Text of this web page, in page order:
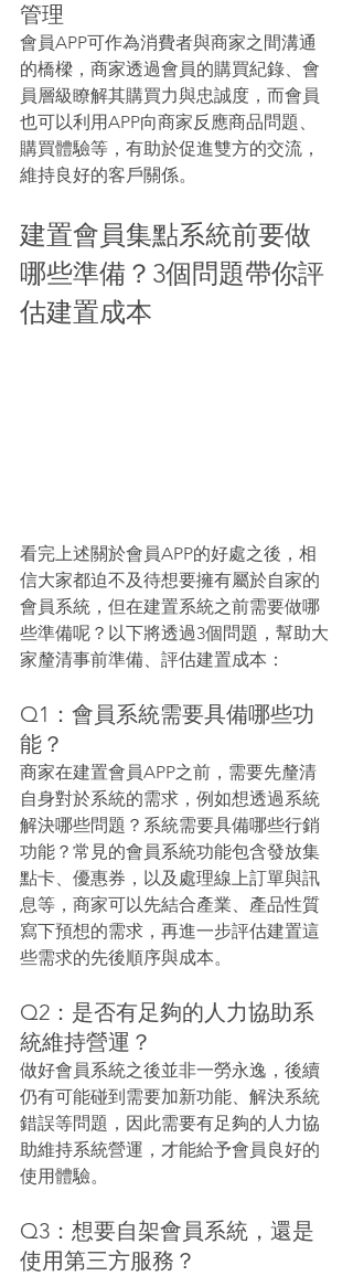
管理
會員APP可作為消費者與商家之間溝通
的橋樑，商家透過會員的購買紀錄、會
員層級瞭解其購買力與忠誠度，而會員
也可以利用APP向商家反應商品問題、
購買體驗等，有助於促進雙方的交流，
維持良好的客戶關係。
建置會員集點系統前要做
哪些準備？3個問題帶你評
估建置成本
看完上述關於會員APP的好處之後，相
信大家都迫不及待想要擁有屬於自家的
會員系統，但在建置系統之前需要做哪
些準備呢？以下將透過3個問題，幫助大
家釐清事前準備、評估建置成本：
Q1：會員系統需要具備哪些功
能？
商家在建置會員APP之前，需要先釐清
自身對於系統的需求，例如想透過系統
解決哪些問題？系統需要具備哪些行銷
功能？常見的會員系統功能包含發放集
點卡、優惠券，以及處理線上訂單與訊
息等，商家可以先結合產業、產品性質
寫下預想的需求，再進一步評估建置這
些需求的先後順序與成本。
Q2：是否有足夠的人力協助系
統維持營運？
做好會員系統之後並非一勞永逸，後續
仍有可能碰到需要加新功能、解決系統
錯誤等問題，因此需要有足夠的人力協
助維持系統營運，才能給予會員良好的
使用體驗。
Q3：想要自架會員系統，還是
使用第三方服務？